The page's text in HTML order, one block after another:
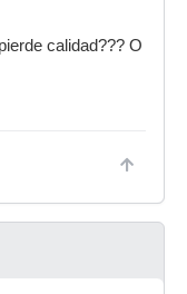
calidad??? O